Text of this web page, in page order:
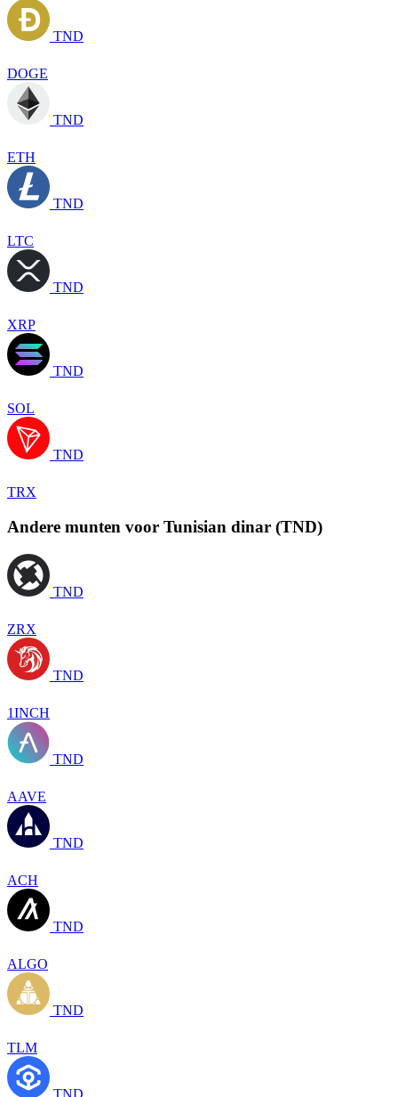
TND
DOGE
TND
ETH
TND
LTC
TND
XRP
TND
SOL
TND
TRX
Andere munten voor Tunisian dinar (TND)
TND
ZRX
TND
1INCH
TND
AAVE
TND
ACH
TND
ALGO
TND
TLM
TND